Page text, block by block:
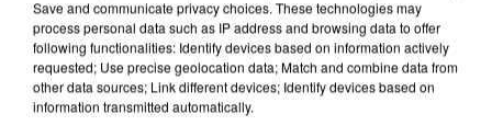
Save and communicate privacy choices. These technologies may
process personal data such as IP address and browsing data to offer
following functionalities: Identify devices based on information actively
requested; Use precise geolocation data; Match and combine data from
other data sources; Link different devices; Identify devices based on
information transmitted automatically.